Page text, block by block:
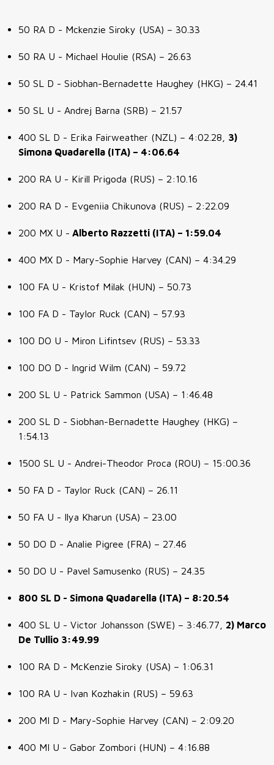
50 RA D - Mckenzie Siroky (USA) – 30.33
50 RA U - Michael Houlie (RSA) – 26.63
50 SL D - Siobhan-Bernadette Haughey (HKG) – 24.41
50 SL U - Andrej Barna (SRB) – 21.57
400 SL D - Erika Fairweather (NZL) – 4:02.28, 3)
Simona Quadarella (ITA) – 4:06.64
200 RA U - Kirill Prigoda (RUS) – 2:10.16
200 RA D - Evgeniia Chikunova (RUS) – 2:22.09
200 MX U - Alberto Razzetti (ITA) – 1:59.04
400 MX D - Mary-Sophie Harvey (CAN) – 4:34.29
100 FA U - Kristof Milak (HUN) – 50.73
100 FA D - Taylor Ruck (CAN) – 57.93
100 DO U - Miron Lifintsev (RUS) – 53.33
100 DO D - Ingrid Wilm (CAN) – 59.72
200 SL U - Patrick Sammon (USA) – 1:46.48
200 SL D - Siobhan-Bernadette Haughey (HKG) –
1:54.13
1500 SL U - Andrei-Theodor Proca (ROU) – 15:00.36
50 FA D - Taylor Ruck (CAN) – 26.11
50 FA U - Ilya Kharun (USA) – 23.00
50 DO D - Analie Pigree (FRA) – 27.46
50 DO U - Pavel Samusenko (RUS) – 24.35
800 SL D - Simona Quadarella (ITA) – 8:20.54
400 SL U - Victor Johansson (SWE) – 3:46.77, 2) Marco
De Tullio 3:49.99
100 RA D - McKenzie Siroky (USA) – 1:06.31
100 RA U - Ivan Kozhakin (RUS) – 59.63
200 MI D - Mary-Sophie Harvey (CAN) – 2:09.20
400 MI U - Gabor Zombori (HUN) – 4:16.88